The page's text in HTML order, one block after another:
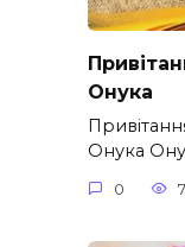
Онука
Онука
0